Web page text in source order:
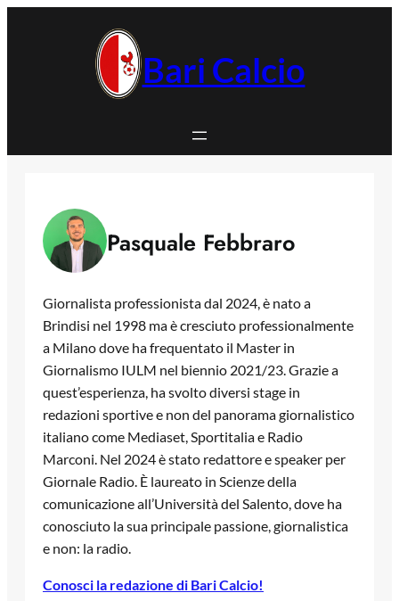
Bari Calcio
Pasquale Febbraro
Giornalista professionista dal 2024, è nato a
Brindisi nel 1998 ma è cresciuto professionalmente
a Milano dove ha frequentato il Master in
Giornalismo IULM nel biennio 2021/23. Grazie a
quest’esperienza, ha svolto diversi stage in
redazioni sportive e non del panorama giornalistico
italiano come Mediaset, Sportitalia e Radio
Marconi. Nel 2024 è stato redattore e speaker per
Giornale Radio. È laureato in Scienze della
comunicazione all’Università del Salento, dove ha
conosciuto la sua principale passione, giornalistica
e non: la radio.
Conosci la redazione di Bari Calcio!